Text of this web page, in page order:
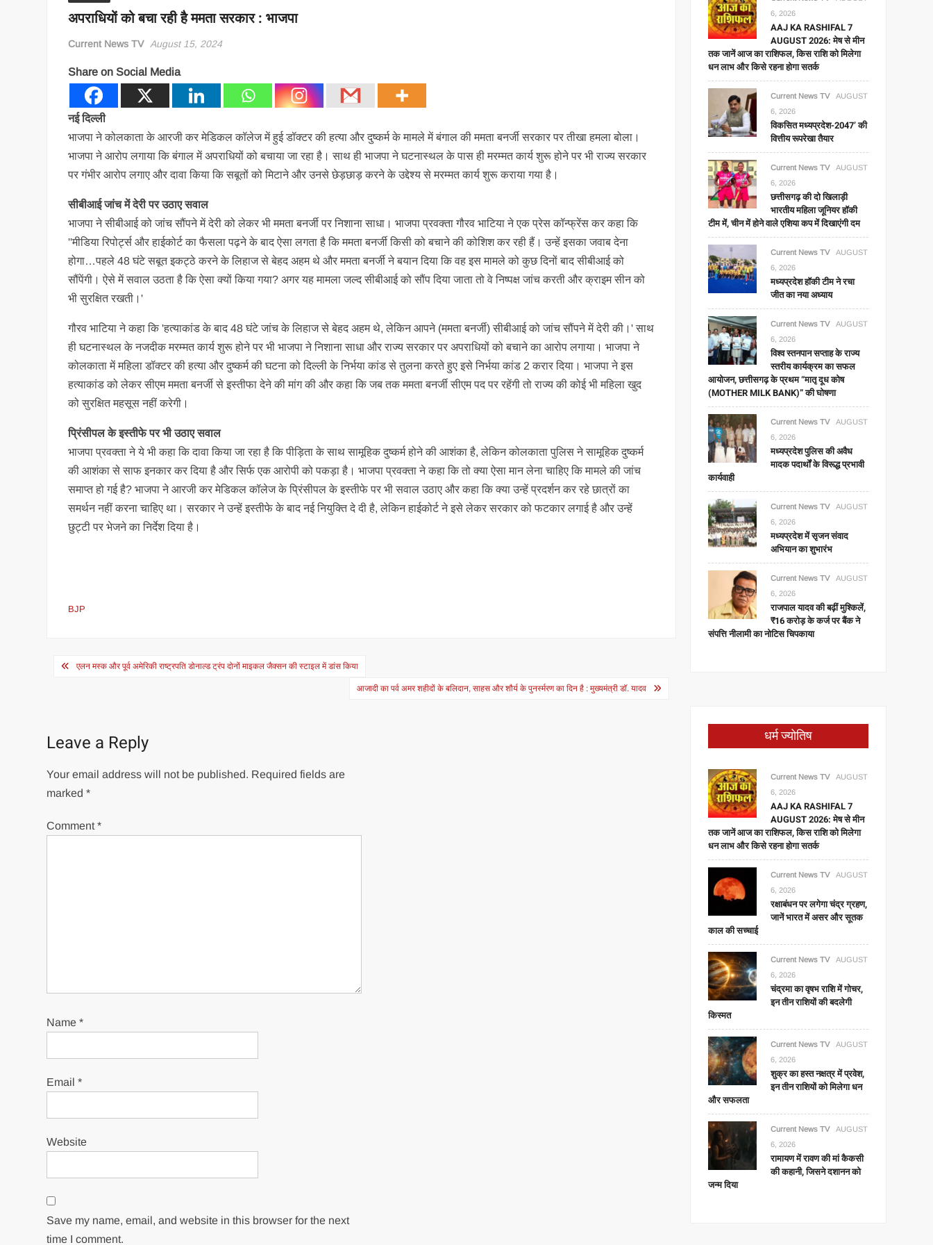
अपराधियों को बचा रही है ममता सरकार : भाजपा
Current News TV August 15, 2024
Share on Social Media
नई दिल्ली
भाजपा ने कोलकाता के आरजी कर मेडिकल कॉलेज में हुई डॉक्टर की हत्या और दुष्कर्म के मामले में बंगाल की ममता बनर्जी सरकार पर तीखा हमला बोला।
भाजपा ने आरोप लगाया कि बंगाल में अपराधियों को बचाया जा रहा है। साथ ही भाजपा ने घटनास्थल के पास ही मरम्मत कार्य शुरू होने पर भी राज्य सरकार
पर गंभीर आरोप लगाए और दावा किया कि सबूतों को मिटाने और उनसे छेड़छाड़ करने के उद्देश्य से मरम्मत कार्य शुरू कराया गया है।
सीबीआई जांच में देरी पर उठाए सवाल
भाजपा ने सीबीआई को जांच सौंपने में देरी को लेकर भी ममता बनर्जी पर निशाना साधा। भाजपा प्रवक्ता गौरव भाटिया ने एक प्रेस कॉन्फ्रेंस कर कहा कि
''मीडिया रिपोर्ट्स और हाईकोर्ट का फैसला पढ़ने के बाद ऐसा लगता है कि ममता बनर्जी किसी को बचाने की कोशिश कर रही हैं। उन्हें इसका जवाब देना
होगा…पहले 48 घंटे सबूत इकट्ठे करने के लिहाज से बेहद अहम थे और ममता बनर्जी ने बयान दिया कि वह इस मामले को कुछ दिनों बाद सीबीआई को
सौंपेंगी। ऐसे में सवाल उठता है कि ऐसा क्यों किया गया? अगर यह मामला जल्द सीबीआई को सौंप दिया जाता तो वे निष्पक्ष जांच करती और क्राइम सीन को
भी सुरक्षित रखती।'
गौरव भाटिया ने कहा कि 'हत्याकांड के बाद 48 घंटे जांच के लिहाज से बेहद अहम थे, लेकिन आपने (ममता बनर्जी) सीबीआई को जांच सौंपने में देरी की।' साथ
ही घटनास्थल के नजदीक मरम्मत कार्य शुरू होने पर भी भाजपा ने निशाना साधा और राज्य सरकार पर अपराधियों को बचाने का आरोप लगाया। भाजपा ने
कोलकाता में महिला डॉक्टर की हत्या और दुष्कर्म की घटना को दिल्ली के निर्भया कांड से तुलना करते हुए इसे निर्भया कांड 2 करार दिया। भाजपा ने इस
हत्याकांड को लेकर सीएम ममता बनर्जी से इस्तीफा देने की मांग की और कहा कि जब तक ममता बनर्जी सीएम पद पर रहेंगी तो राज्य की कोई भी महिला खुद
को सुरक्षित महसूस नहीं करेगी।
प्रिंसीपल के इस्तीफे पर भी उठाए सवाल
भाजपा प्रवक्ता ने ये भी कहा कि दावा किया जा रहा है कि पीड़िता के साथ सामूहिक दुष्कर्म होने की आशंका है, लेकिन कोलकाता पुलिस ने सामूहिक दुष्कर्म
की आशंका से साफ इनकार कर दिया है और सिर्फ एक आरोपी को पकड़ा है। भाजपा प्रवक्ता ने कहा कि तो क्या ऐसा मान लेना चाहिए कि मामले की जांच
समाप्त हो गई है? भाजपा ने आरजी कर मेडिकल कॉलेज के प्रिंसीपल के इस्तीफे पर भी सवाल उठाए और कहा कि क्या उन्हें प्रदर्शन कर रहे छात्रों का
समर्थन नहीं करना चाहिए था। सरकार ने उन्हें इस्तीफे के बाद नई नियुक्ति दे दी है, लेकिन हाईकोर्ट ने इसे लेकर सरकार को फटकार लगाई है और उन्हें
छुट्टी पर भेजने का निर्देश दिया है।
BJP
Postएलन मस्क और पूर्व अमेरिकी राष्ट्रपति डोनाल्ड ट्रंप दोनों माइकल जैक्सन की स्टाइल में डांस किया
आजादी का पर्व अमर शहीदों के बलिदान, साहस और शौर्य के पुनर्स्मरण का दिन है : मुख्यमंत्री डॉ. यादव
Leave a Reply
Your email address will not be published. Required fields are
marked*
Comment*
Name*
Email*
Website
Save my name, email, and website in this browser for the next
time I comment.
6, 2026
AAJ KA RASHIFAL 7
AUGUST 2026: मेष से मीन
तक जानें आज का राशिफल, किस राशि को मिलेगा
धन लाभ और किसे रहना होगा सतर्क
Current News TV
AUGUST
6, 2026
विकसित मध्यप्रदेश-2047’ की
वित्तीय रूपरेखा तैयार
Current News TV
AUGUST
6, 2026
छत्तीसगढ़ की दो खिलाड़ी
भारतीय महिला जूनियर हॉकी
टीम में, चीन में होने वाले एशिया कप में दिखाएंगी दम
Current News TV
AUGUST
6, 2026
मध्यप्रदेश हॉकी टीम ने रचा
जीत का नया अध्याय
Current News TV
AUGUST
6, 2026
विश्व स्तनपान सप्ताह के राज्य
स्तरीय कार्यक्रम का सफल
आयोजन, छत्तीसगढ़ के प्रथम “मातृ दूध कोष
(MOTHER MILK BANK)” की घोषणा
Current News TV
AUGUST
6, 2026
मध्यप्रदेश पुलिस की अवैध
मादक पदार्थों के विरूद्ध प्रभावी
कार्यवाही
Current News TV
AUGUST
6, 2026
मध्यप्रदेश में सृजन संवाद
अभियान का शुभारंभ
Current News TV
AUGUST
6, 2026
राजपाल यादव की बढ़ीं मुश्किलें,
₹16 करोड़ के कर्ज पर बैंक ने
संपत्ति नीलामी का नोटिस चिपकाया
धर्म ज्योतिष
Current News TV
AUGUST
6, 2026
AAJ KA RASHIFAL 7
AUGUST 2026: मेष से मीन
तक जानें आज का राशिफल, किस राशि को मिलेगा
धन लाभ और किसे रहना होगा सतर्क
Current News TV
AUGUST
6, 2026
रक्षाबंधन पर लगेगा चंद्र ग्रहण,
जानें भारत में असर और सूतक
काल की सच्चाई
Current News TV
AUGUST
6, 2026
चंद्रमा का वृषभ राशि में गोचर,
इन तीन राशियों की बदलेगी
किस्मत
Current News TV
AUGUST
6, 2026
शुक्र का हस्त नक्षत्र में प्रवेश,
इन तीन राशियों को मिलेगा धन
और सफलता
Current News TV
AUGUST
6, 2026
रामायण में रावण की मां कैकसी
की कहानी, जिसने दशानन को
जन्म दिया